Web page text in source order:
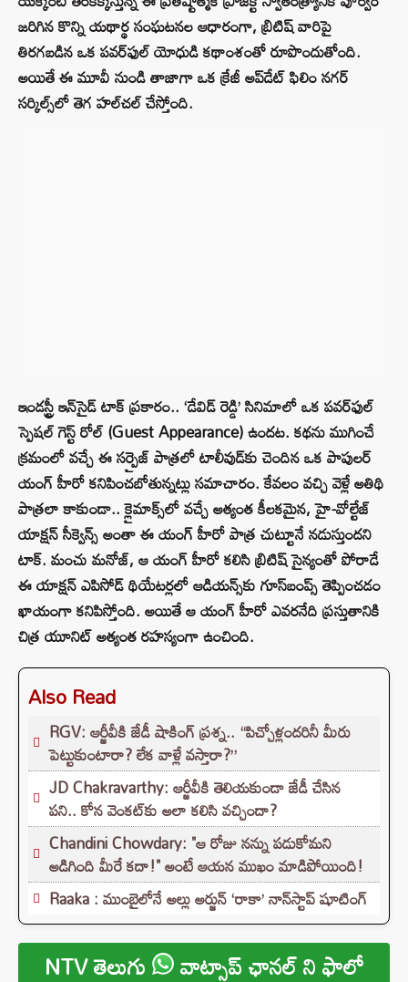
జరిగిన కొన్ని యథార్థ సంఘటనల ఆధారంగా, బ్రిటిష్ వారిపై
తిరగబడిన ఒక పవర్‌ఫుల్ యోధుడి కథాంశంతో రూపొందుతోంది.
అయితే ఈ మూవీ నుండి తాజాగా ఒక క్రేజీ అప్‌డేట్ ఫిలిం నగర్
సర్కిల్స్‌లో తెగ హల్‌చల్ చేస్తోంది.
ఇండస్ట్రీ ఇన్‌సైడ్ టాక్ ప్రకారం.. ‘డేవిడ్ రెడ్డి’ సినిమాలో ఒక పవర్‌ఫుల్
స్పెషల్ గెస్ట్ రోల్ (Guest Appearance) ఉందట. కథను ముగించే
క్రమంలో వచ్చే ఈ సర్ప్రైజ్ పాత్రలో టాలీవుడ్‌కు చెందిన ఒక పాపులర్
యంగ్ హీరో కనిపించబోతున్నట్లు సమాచారం. కేవలం వచ్చి వెళ్లే అతిథి
పాత్రలా కాకుండా.. క్లైమాక్స్‌లో వచ్చే అత్యంత కీలకమైన, హై-వోల్టేజ్
యాక్షన్ సీక్వెన్స్ అంతా ఈ యంగ్ హీరో పాత్ర చుట్టూనే నడుస్తుందని
టాక్. మంచు మనోజ్, ఆ యంగ్ హీరో కలిసి బ్రిటిష్ సైన్యంతో పోరాడే
ఈ యాక్షన్ ఎపిసోడ్ థియేటర్లలో ఆడియన్స్‌కు గూస్‌బంప్స్ తెప్పించడం
ఖాయంగా కనిపిస్తోంది. అయితే ఆ యంగ్ హీరో ఎవరనేది ప్రస్తుతానికి
చిత్ర యూనిట్ అత్యంత రహస్యంగా ఉంచింది.
Also Read
RGV: ఆర్జీవీకి జేడీ షాకింగ్ ప్రశ్న.. “పిచ్చోళ్లందరినీ మీరు
పెట్టుకుంటారా? లేక వాళ్లే వస్తారా?”
JD Chakravarthy: ఆర్జీవీకి తెలియకుండా జేడీ చేసిన
పని.. కోన వెంకట్‌కు అలా కలిసి వచ్చిందా?
Chandini Chowdary: "ఆ రోజు నన్ను పడుకోమని
అడిగింది మీరే కదా!" అంటే ఆయన ముఖం మాడిపోయింది!
Raaka : ముంబైలోనే అల్లు అర్జున్ ‘రాకా’ నాన్‌స్టాప్ షూటింగ్
NTV తెలుగు వాట్సాప్ ఛానల్ ని ఫాలో